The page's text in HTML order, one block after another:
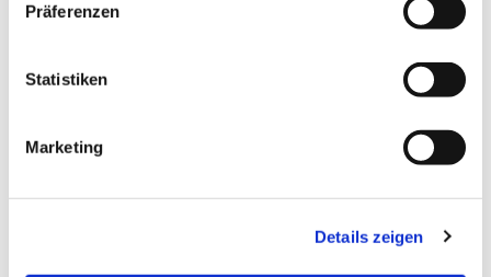
Präferenzen
Statistiken
Marketing
Details zeigen